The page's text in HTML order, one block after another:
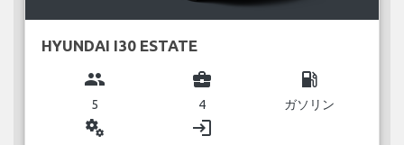
HYUNDAI I30 ESTATE
group
5
business_center
4
local_gas_station
ガソリン
miscellaneous_services login